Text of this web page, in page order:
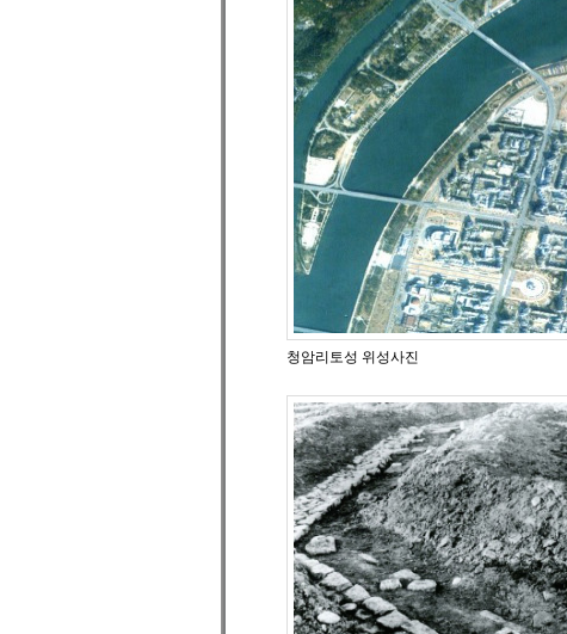
청암리토성 위성사진